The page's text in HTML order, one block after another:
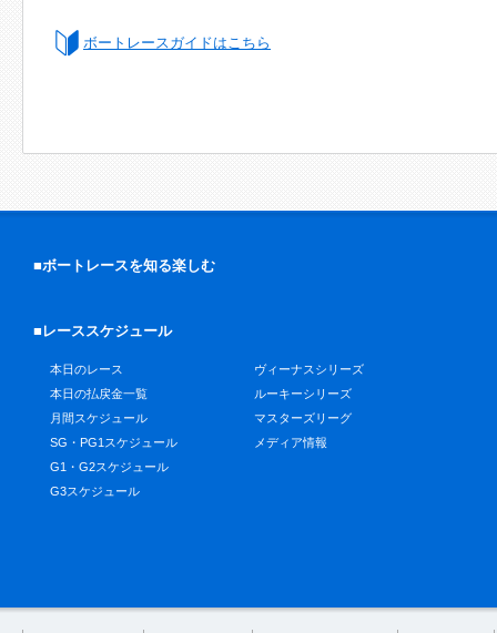
ボートレースガイドはこちら
■ボートレースを知る楽しむ
■レーススケジュール
本日のレース
本日の払戻金一覧
月間スケジュール
SG・PG1スケジュール
G1・G2スケジュール
G3スケジュール
ヴィーナスシリーズ
ルーキーシリーズ
マスターズリーグ
メディア情報